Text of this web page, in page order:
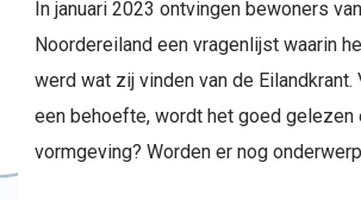
In januari 2023 ontvingen bewoners
Noordereiland een vragenlijst waarin
werd wat zij vinden van de Eilandkrant.
een behoefte, wordt het goed gelezen
vormgeving? Worden er nog